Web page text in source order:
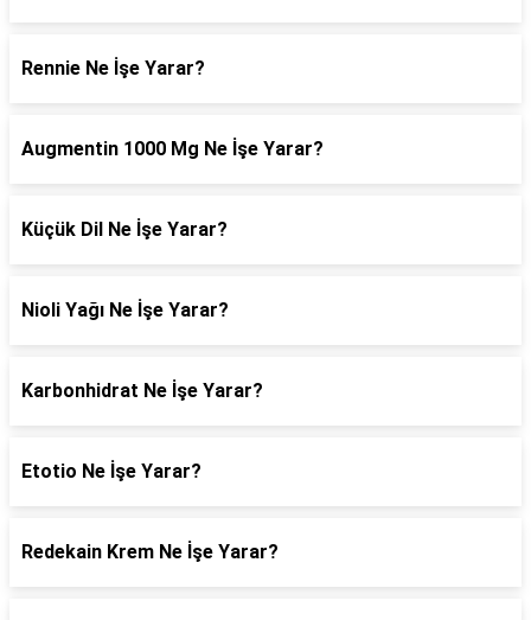
Rennie Ne İşe Yarar?
Augmentin 1000 Mg Ne İşe Yarar?
Küçük Dil Ne İşe Yarar?
Nioli Yağı Ne İşe Yarar?
Karbonhidrat Ne İşe Yarar?
Etotio Ne İşe Yarar?
Redekain Krem Ne İşe Yarar?